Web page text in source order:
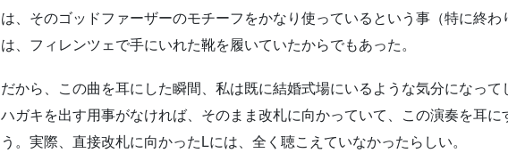
は、そのゴッドファーザーのモチーフをかなり使っているという事（特に終わ
は、フィレンツェで手にいれた靴を履いていたからでもあった。
だから、この曲を耳にした瞬間、私は既に結婚式場にいるような気分になって
ハガキを出す用事がなければ、そのまま改札に向かっていて、この演奏を耳に
う。実際、直接改札に向かったLには、全く聴こえていなかったらしい。